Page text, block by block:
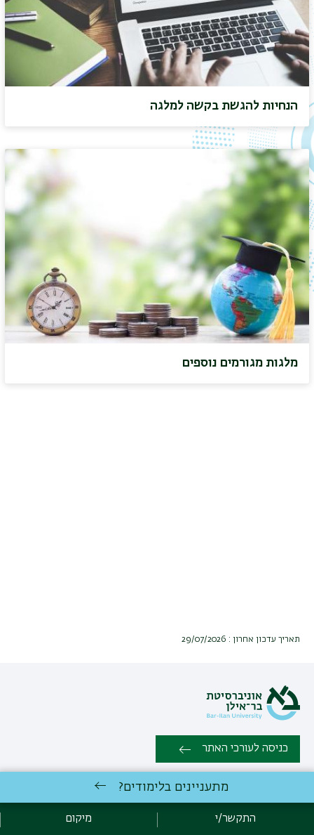
הנחיות להגשת בקשה למלגה
מלגות מגורמים נוספים
תאריך עדכון אחרון : 29/07/2026
כניסה לעורכי האתר
כל הזכויות שמורות: למזכירות האקדמית | אוניברסיטת בר אילן רמת גן
מתעניינים בלימודים?
התקשר/י מיקום